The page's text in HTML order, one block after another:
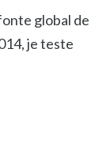
global de
je teste